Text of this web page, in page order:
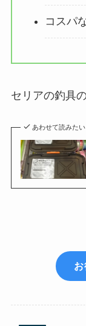
コスパ
セリアの釣具
あわせて読みたい